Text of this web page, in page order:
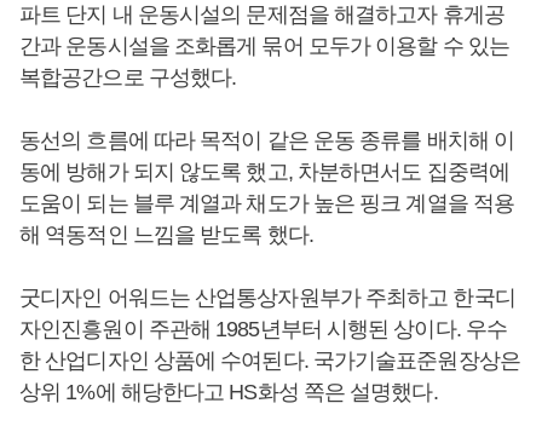
파트 단지 내 운동시설의 문제점을 해결하고자 휴게공
간과 운동시설을 조화롭게 묶어 모두가 이용할 수 있는
복합공간으로 구성했다.
동선의 흐름에 따라 목적이 같은 운동 종류를 배치해 이
동에 방해가 되지 않도록 했고, 차분하면서도 집중력에
도움이 되는 블루 계열과 채도가 높은 핑크 계열을 적용
해 역동적인 느낌을 받도록 했다.
굿디자인 어워드는 산업통상자원부가 주최하고 한국디
자인진흥원이 주관해 1985년부터 시행된 상이다. 우수
한 산업디자인 상품에 수여된다. 국가기술표준원장상은
상위 1%에 해당한다고 HS화성 쪽은 설명했다.